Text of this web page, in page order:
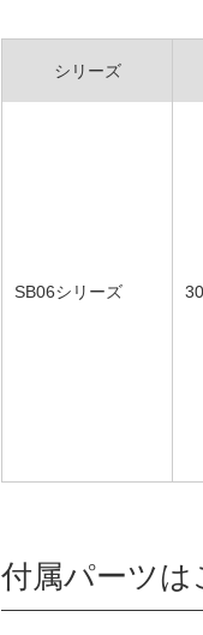
シリーズ
SB06シリーズ
付属パーツは